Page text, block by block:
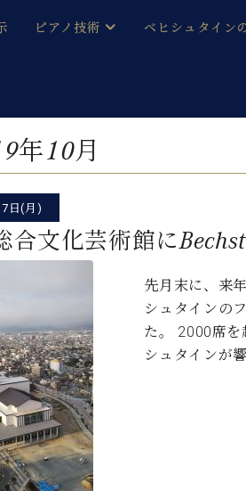
イト
ン コンサート / C.ベヒシュタイン レ
C.ベヒシュタイン コンサート
タイン コンサート
ランドピアノ
アカデミー
ピアノ技術
音色とタッチ
ベヒシュタイン・ジャパンの取り組
み
ベヒシュタイン
ベヒシュタイン
ベヒシュタイン
ベヒシュタイン
大歓迎。ベヒシュタイン・シ
ベヒシュタイン・セントラム 東京
年10月
日(月)
合文化芸術館に
先月末に、来
シュタインの
た。 2000席を
シュタインが